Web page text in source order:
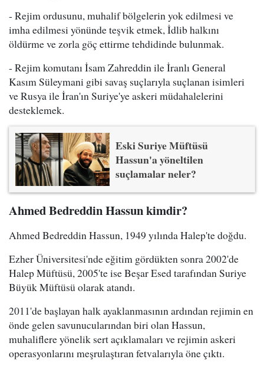
- Rejim ordusunu, muhalif bölgelerin yok edilmesi ve
imha edilmesi yönünde teşvik etmek, İdlib halkını
öldürme ve zorla göç ettirme tehdidinde bulunmak.
- Rejim komutanı İsam Zahreddin ile İranlı General
Kasım Süleymani gibi savaş suçlarıyla suçlanan isimleri
ve Rusya ile İran'ın Suriye'ye askeri müdahalelerini
desteklemek.
Eski Suriye Müftüsü
Hassun'a yöneltilen
suçlamalar neler?
Ahmed Bedreddin Hassun kimdir?
Ahmed Bedreddin Hassun, 1949 yılında Halep'te doğdu.
Ezher Üniversitesi'nde eğitim gördükten sonra 2002'de
Halep Müftüsü, 2005'te ise Beşar Esed tarafından Suriye
Büyük Müftüsü olarak atandı.
2011'de başlayan halk ayaklanmasının ardından rejimin en
önde gelen savunucularından biri olan Hassun,
muhaliflere yönelik sert açıklamaları ve rejimin askeri
operasyonlarını meşrulaştıran fetvalarıyla öne çıktı.